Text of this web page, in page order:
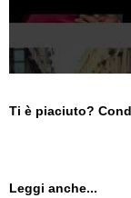
Ti è piaciuto?
Leggi anche...